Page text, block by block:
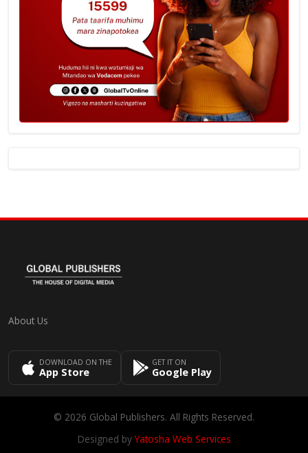
About Us
DOWNLOAD ON THE
App Store
GET IT ON
Google Play
© 2026 Global Publishers. All Rights Reserved.
Designed byYatosha Web Services